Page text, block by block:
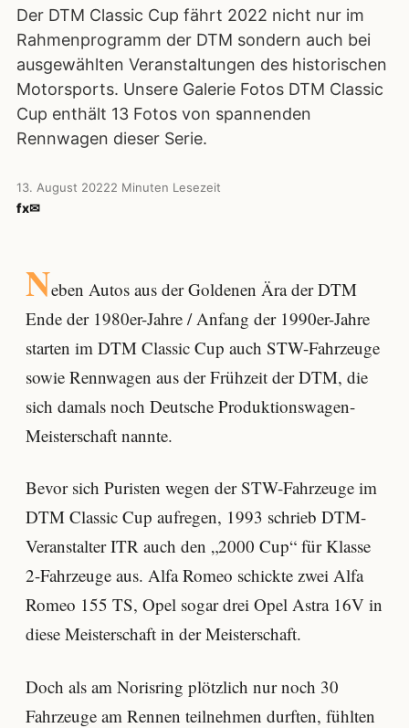
Der DTM Classic Cup fährt 2022 nicht nur im
Rahmenprogramm der DTM sondern auch bei
ausgewählten Veranstaltungen des historischen
Motorsports. Unsere Galerie Fotos DTM Classic
Cup enthält 13 Fotos von spannenden
Rennwagen dieser Serie.
13. August 20222 Minuten Lesezeit
fx✉
Neben Autos aus der Goldenen Ära der DTM
Ende der 1980er-Jahre / Anfang der 1990er-Jahre
starten im DTM Classic Cup auch STW-Fahrzeuge
sowie Rennwagen aus der Frühzeit der DTM, die
sich damals noch Deutsche Produktionswagen-
Meisterschaft nannte.
Bevor sich Puristen wegen der STW-Fahrzeuge im
DTM Classic Cup aufregen, 1993 schrieb DTM-
Veranstalter ITR auch den „2000 Cup“ für Klasse
2-Fahrzeuge aus. Alfa Romeo schickte zwei Alfa
Romeo 155 TS, Opel sogar drei Opel Astra 16V in
diese Meisterschaft in der Meisterschaft.
Doch als am Norisring plötzlich nur noch 30
Fahrzeuge am Rennen teilnehmen durften, fühlten